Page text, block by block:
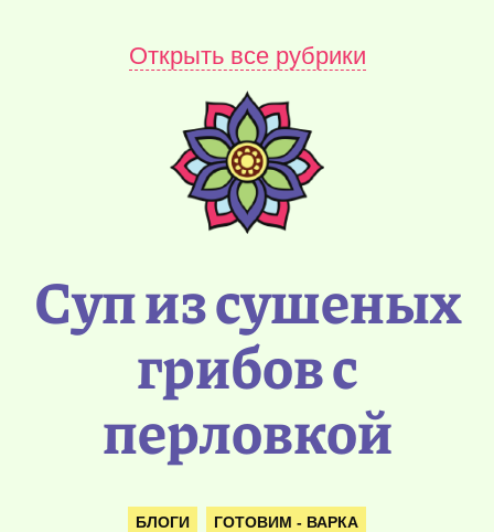
Открыть все рубрики
Суп из сушеных
грибов с
перловкой
БЛОГИ ГОТОВИМ - ВАРКА